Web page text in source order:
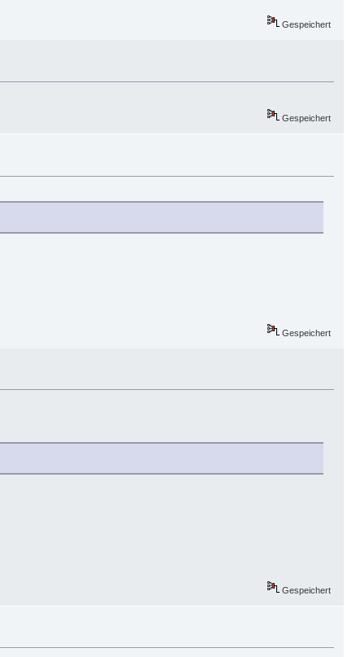
Gespeichert
Gespeichert
Gespeichert
Gespeichert